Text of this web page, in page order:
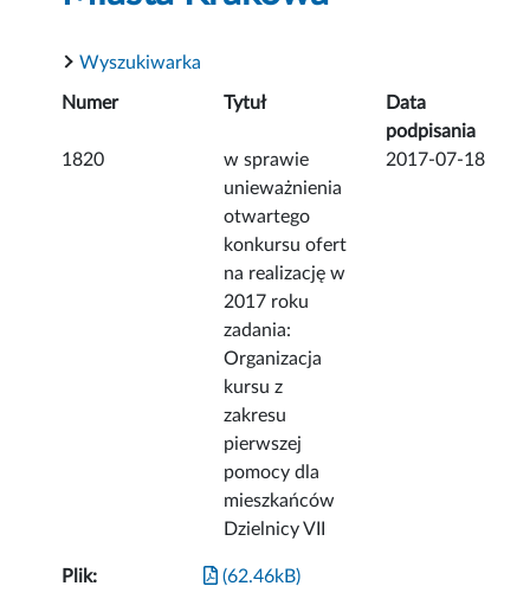
Wyszukiwarka
Numer Tytuł
Data
podpisania
1820
w sprawie
unieważnienia
otwartego
konkursu ofert
na realizację w
2017 roku
zadania:
Organizacja
kursu z
zakresu
pierwszej
pomocy dla
mieszkańców
Dzielnicy VII
2017-07-18
Plik: (62.46kB)